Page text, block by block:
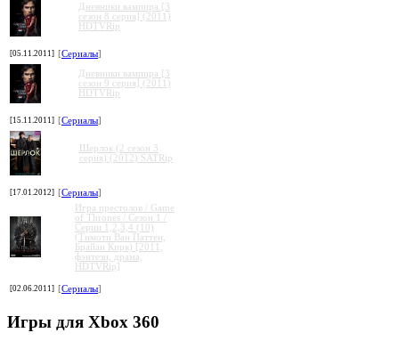
Дневники вампира [3
сезон 8 серия] (2011)
HDTVRip
[05.11.2011] [Сериалы]
Дневники вампира [3
сезон 9 серия] (2011)
HDTVRip
[15.11.2011] [Сериалы]
Шерлок (2 сезон 3
серия) (2012) SATRip
[17.01.2012] [Сериалы]
Игра престолов / Game
of Thrones / Сезон 1 /
Серии 1,2,3,4 (10)
(Тимоти Ван Паттен,
Брайан Кирк) [2011,
фэнтези, драма,
HDTVRip]
[02.06.2011] [Сериалы]
Игры для Xbox 360